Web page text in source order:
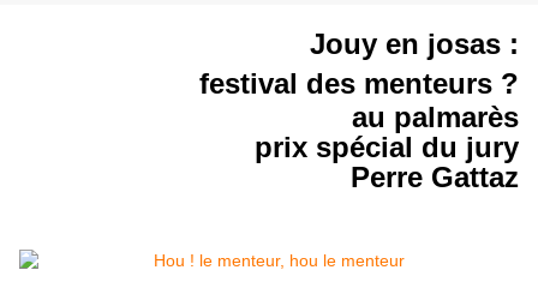
Jouy en josas :
festival des menteurs ?
au palmarès
prix spécial du jury
Perre Gattaz